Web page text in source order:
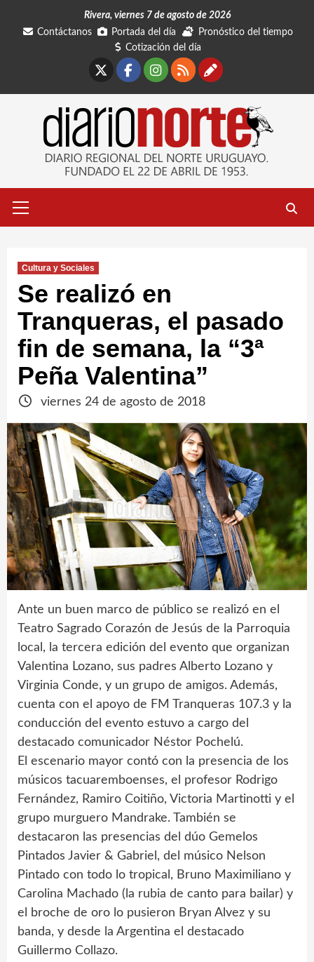
Rivera, viernes 7 de agosto de 2026
Contáctanos
Portada del día
Pronóstico del tiempo
Cotización del día
Facebook
Instagram
RSSContáctanos
primario
Cultura y Sociales
Se realizó en
Tranqueras, el pasado
fin de semana, la “3ª
Peña Valentina”
viernes 24 de agosto de 2018
Ante un buen marco de público se realizó en el
Teatro Sagrado Corazón de Jesús de la Parroquia
local, la tercera edición del evento que organizan
Valentina Lozano, sus padres Alberto Lozano y
Virginia Conde, y un grupo de amigos. Además,
cuenta con el apoyo de FM Tranqueras 107.3 y la
conducción del evento estuvo a cargo del
destacado comunicador Néstor Pochelú.
El escenario mayor contó con la presencia de los
músicos tacuaremboenses, el profesor Rodrigo
Fernández, Ramiro Coitiño, Victoria Martinotti y el
grupo murguero Mandrake. También se
destacaron las presencias del dúo Gemelos
Pintados Javier & Gabriel, del músico Nelson
Pintado con todo lo tropical, Bruno Maximiliano y
Carolina Machado (la rubia de canto para bailar) y
el broche de oro lo pusieron Bryan Alvez y su
banda, y desde la Argentina el destacado
Guillermo Collazo.